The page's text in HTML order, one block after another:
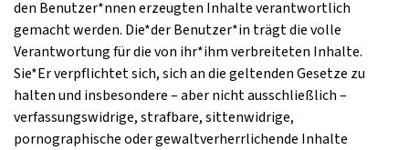
den Benutzer*nnen erzeugten Inhalte verantwortlich
gemacht werden. Die*der Benutzer*in trägt die volle
Verantwortung für die von ihr*ihm verbreiteten Inhalte.
Sie*Er verpflichtet sich, sich an die geltenden Gesetze zu
halten und insbesondere – aber nicht ausschließlich –
verfassungswidrige, strafbare, sittenwidrige,
pornographische oder gewaltverherrlichende Inhalte